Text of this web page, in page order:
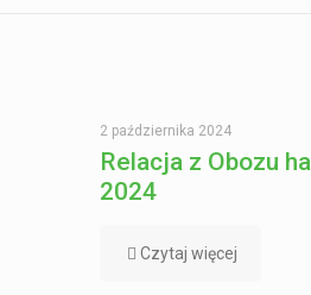
2 października 2024
Relacja z Obozu
2024
Czytaj więcej